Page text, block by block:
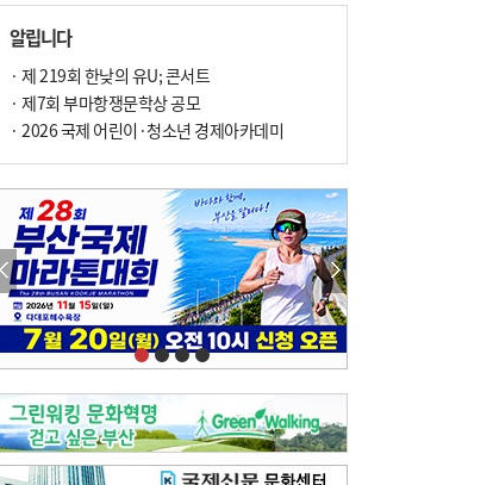
구·군 승진 축하화분 관행 없애자니 소상공인 울상
팩트체크[전체보기]
의령 한우산 털중나리
한 손 뉴스[전체보기]
시민이 개발한 폭염 대응 앱 ‘그늘로’ 길안내 지도 등 인기
골목 맛집 발굴 고메 셀렉션…부산시, 페스티벌 시월 연계
오늘의 날씨-[전체보기]
오늘의 날씨- 2026년 8월 7일
오늘의 날씨- 2026년 8월 6일
우리 결혼해요-[전체보기]
우리 결혼해요- 김홍윤·정세빈 커플
알립니다
· 제 219회 한낮의 유U; 콘서트
· 제7회 부마항쟁문학상 공모
· 2026 국제 어린이·청소년 경제아카데미